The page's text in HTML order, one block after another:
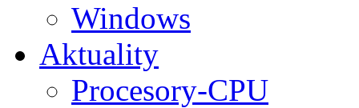
Windows
Aktuality
Procesory-CPU